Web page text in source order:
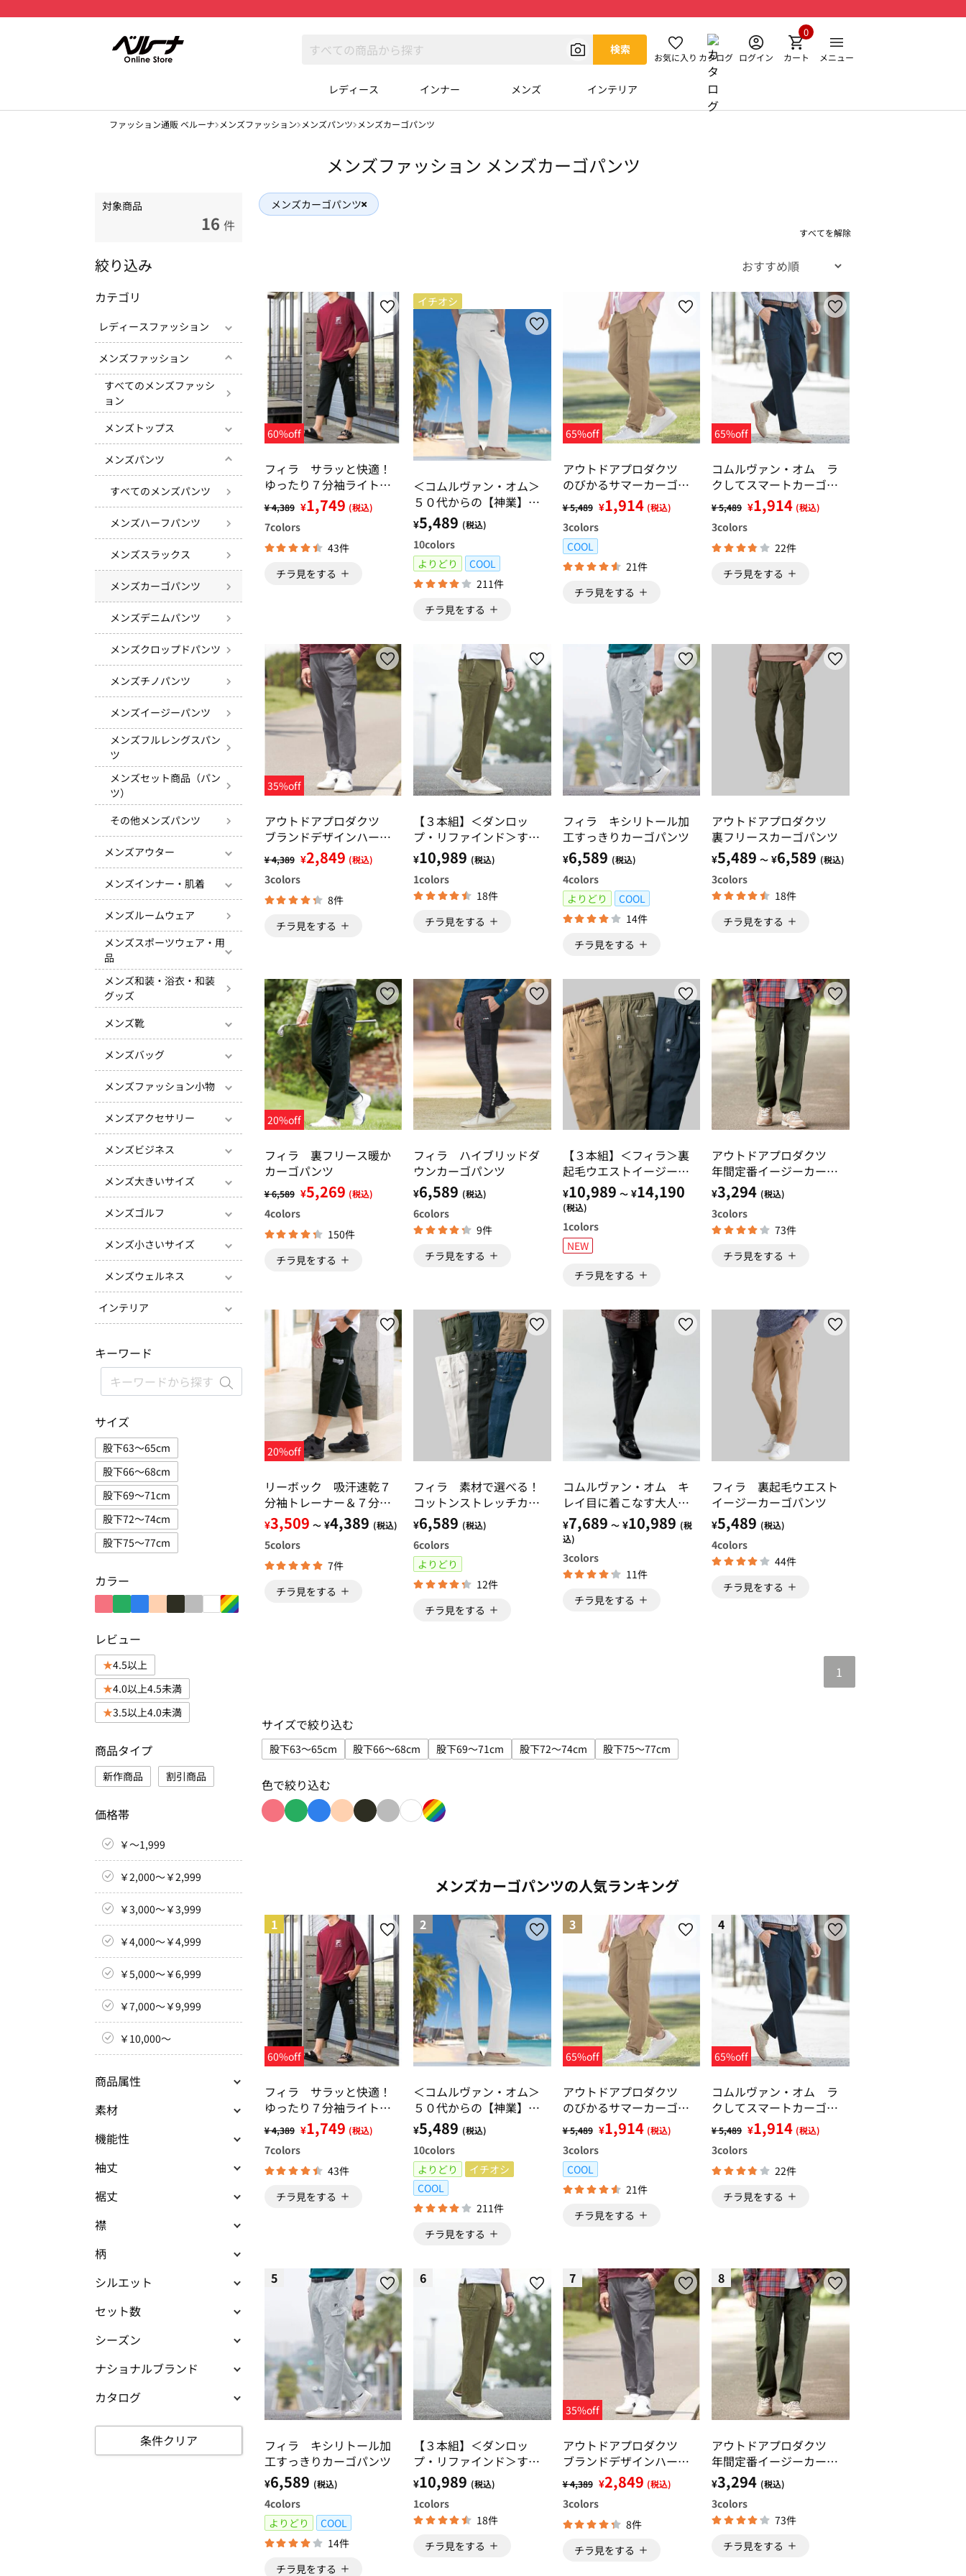
検索
お気に入り カタログ ログイン カート
0
メニュー
レディース インナー メンズ インテリア
ファッション通販 ベルーナ メンズファッション メンズパンツ メンズカーゴパンツ
メンズファッション メンズカーゴパンツ
対象商品
16 件
絞り込み
カテゴリ
レディースファッション
メンズファッション
すべてのメンズファッシ
ョン
メンズトップス
メンズパンツ
すべてのメンズパンツ
メンズハーフパンツ
メンズスラックス
メンズカーゴパンツ
メンズデニムパンツ
メンズクロップドパンツ
メンズチノパンツ
メンズイージーパンツ
メンズフルレングスパン
ツ
メンズセット商品（パン
ツ）
その他メンズパンツ
メンズアウター
メンズインナー・肌着
メンズルームウェア
メンズスポーツウェア・用
品
メンズ和装・浴衣・和装
グッズ
メンズ靴
メンズバッグ
メンズファッション小物
メンズアクセサリー
メンズビジネス
メンズ大きいサイズ
メンズゴルフ
メンズ小さいサイズ
メンズウェルネス
インテリア
キーワード
サイズ
股下63～65cm
股下66～68cm
股下69～71cm
股下72～74cm
股下75～77cm
カラー
レビュー
4.5以上
4.0以上4.5未満
3.5以上4.0未満
商品タイプ
新作商品 割引商品
価格帯
￥～1,999
￥2,000～￥2,999
￥3,000～￥3,999
￥4,000～￥4,999
￥5,000～￥6,999
￥7,000～￥9,999
￥10,000～
商品属性
素材
機能性
袖丈
裾丈
襟
柄
シルエット
セット数
シーズン
ナショナルブランド
カタログ
条件クリア
メンズカーゴパンツ
すべてを解除
60%off
フィラ サラッと快適！
ゆったり７分袖ライトト
レーナー・７分丈カーゴ
パンツ
¥ 4,389 ¥1,749 (税込)
7colors
43件
チラ見をする
イチオシ
＜コムルヴァン・オム＞
５０代からの【神業】チ
ノパンツ・カーゴパンツ
¥5,489 (税込)
10colors
よりどり
COOL
211件
チラ見をする
65%off
アウトドアプロダクツ
のびかるサマーカーゴパ
ンツ
¥ 5,489 ¥1,914 (税込)
3colors
COOL
21件
チラ見をする
65%off
コムルヴァン・オム ラ
クしてスマートカーゴパ
ンツ
¥ 5,489 ¥1,914 (税込)
3colors
22件
チラ見をする
35%off
アウトドアプロダクツ
ブランドデザインハーフ
ジップ・カーゴパンツ
¥ 4,389 ¥2,849 (税込)
3colors
8件
チラ見をする
【３本組】＜ダンロッ
プ・リファインド＞すっ
きり大人のカーゴパンツ
¥10,989 (税込)
1colors
18件
チラ見をする
フィラ キシリトール加
工すっきりカーゴパンツ
¥6,589 (税込)
4colors
よりどり
COOL
14件
チラ見をする
アウトドアプロダクツ
裏フリースカーゴパンツ
¥5,489 ～ ¥6,589 (税込)
3colors
18件
チラ見をする
20%off
フィラ 裏フリース暖か
カーゴパンツ
¥ 6,589 ¥5,269 (税込)
4colors
150件
チラ見をする
フィラ ハイブリッドダ
ウンカーゴパンツ
¥6,589 (税込)
6colors
9件
チラ見をする
【３本組】＜フィラ＞裏
起毛ウエストイージース
トレッチパンツ
¥10,989 ～ ¥14,190
(税込)
1colors
NEW
チラ見をする
アウトドアプロダクツ
年間定番イージーカーゴ
パンツ
¥3,294 (税込)
3colors
73件
チラ見をする
20%off
リーボック 吸汗速乾７
分袖トレーナー＆７分丈
カーゴパンツ
¥3,509 ～ ¥4,389 (税込)
5colors
7件
チラ見をする
フィラ 素材で選べる！
コットンストレッチカー
ゴ
¥6,589 (税込)
6colors
よりどり
12件
チラ見をする
コムルヴァン・オム キ
レイ目に着こなす大人の
カーゴパンツ
¥7,689 ～ ¥10,989 (税
込)
3colors
11件
チラ見をする
フィラ 裏起毛ウエスト
イージーカーゴパンツ
¥5,489 (税込)
4colors
44件
チラ見をする
1
サイズで絞り込む
股下63～65cm
サイズで絞り込み: 股下63～65cm
股下66～68cm
サイズで絞り込み: 股下66～68cm
股下69～71cm
サイズで絞り込み: 股下69～71cm
股下72～74cm
サイズで絞り込み: 股下72～74cm
股下75～77cm
サイズで絞り込み: 股下75～77cm
色で絞り込む
メンズカーゴパンツの人気ランキング
1
60%off
フィラ サラッと快適！
ゆったり７分袖ライトト
レーナー・７分丈カーゴ
パンツ
¥ 4,389 ¥1,749 (税込)
7colors
43件
チラ見をする
2
＜コムルヴァン・オム＞
５０代からの【神業】チ
ノパンツ・カーゴパンツ
¥5,489 (税込)
10colors
よりどり
イチオシ
COOL
211件
チラ見をする
3
65%off
アウトドアプロダクツ
のびかるサマーカーゴパ
ンツ
¥ 5,489 ¥1,914 (税込)
3colors
COOL
21件
チラ見をする
4
65%off
コムルヴァン・オム ラ
クしてスマートカーゴパ
ンツ
¥ 5,489 ¥1,914 (税込)
3colors
22件
チラ見をする
5
フィラ キシリトール加
工すっきりカーゴパンツ
¥6,589 (税込)
4colors
よりどり
COOL
14件
チラ見をする
6
【３本組】＜ダンロッ
プ・リファインド＞すっ
きり大人のカーゴパンツ
¥10,989 (税込)
1colors
18件
チラ見をする
7
35%off
アウトドアプロダクツ
ブランドデザインハーフ
ジップ・カーゴパンツ
¥ 4,389 ¥2,849 (税込)
3colors
8件
チラ見をする
8
アウトドアプロダクツ
年間定番イージーカーゴ
パンツ
¥3,294 (税込)
3colors
73件
チラ見をする